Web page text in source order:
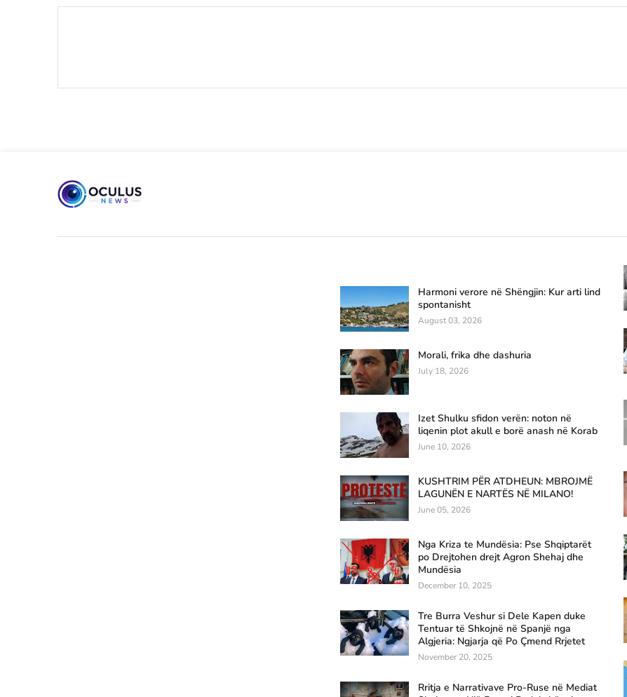
Harmoni verore në Shëngjin: Kur arti lind
spontanisht
August 03, 2026
Morali, frika dhe dashuria
July 18, 2026
Izet Shulku sfidon verën: noton në
liqenin plot akull e borë anash në Korab
June 10, 2026
KUSHTRIM PËR ATDHEUN: MBROJMË
LAGUNËN E NARTËS NË MILANO!
June 05, 2026
Nga Kriza te Mundësia: Pse Shqiptarët
po Drejtohen drejt Agron Shehaj dhe
Mundësia
December 10, 2025
Tre Burra Veshur si Dele Kapen duke
Tentuar të Shkojnë në Spanjë nga
Algjeria: Ngjarja që Po Çmend Rrjetet
November 20, 2025
Rritja e Narrativave Pro-Ruse në Mediat